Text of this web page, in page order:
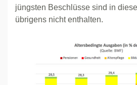
jüngsten Beschlüsse sind in
übrigens nicht enthalten.